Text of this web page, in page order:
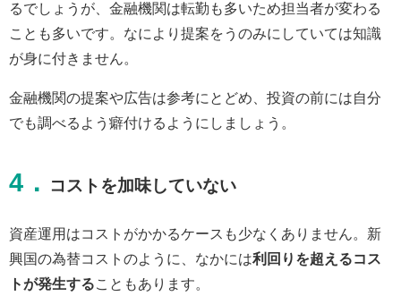
るでしょうが、金融機関は転勤も多いため担当者が変わる
ことも多いです。なにより提案をうのみにしていては知識
が身に付きません。
金融機関の提案や広告は参考にとどめ、投資の前には自分
でも調べるよう癖付けるようにしましょう。
4． コストを加味していない
資産運用はコストがかかるケースも少なくありません。新
興国の為替コストのように、なかには利回りを超えるコス
トが発生する こともあります。